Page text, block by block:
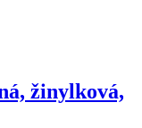
žinylková,